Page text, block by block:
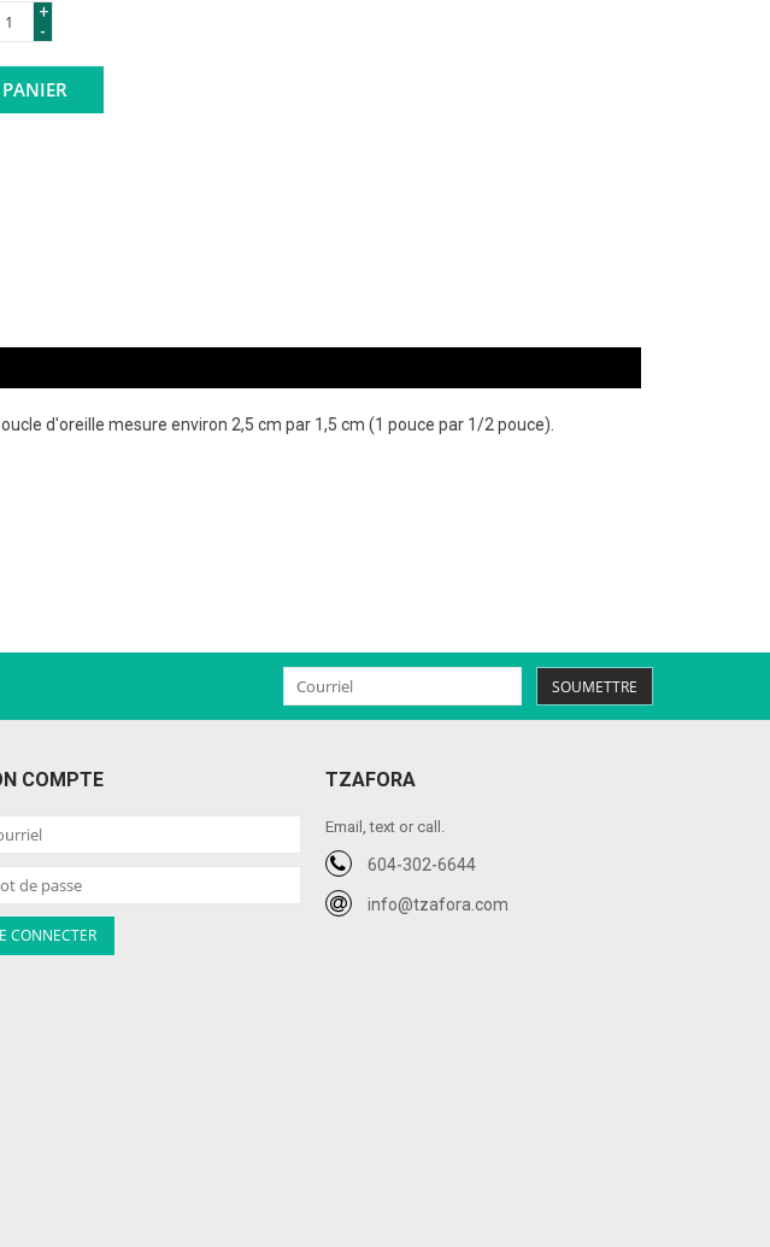
+
-
d'oreille mesure environ 2,5 cm par 1,5 cm (1 pouce par 1/2 pouce).
SOUMETTRE
COMPTE TZAFORA
Email, text or call.
604-302-6644
info@tzafora.com